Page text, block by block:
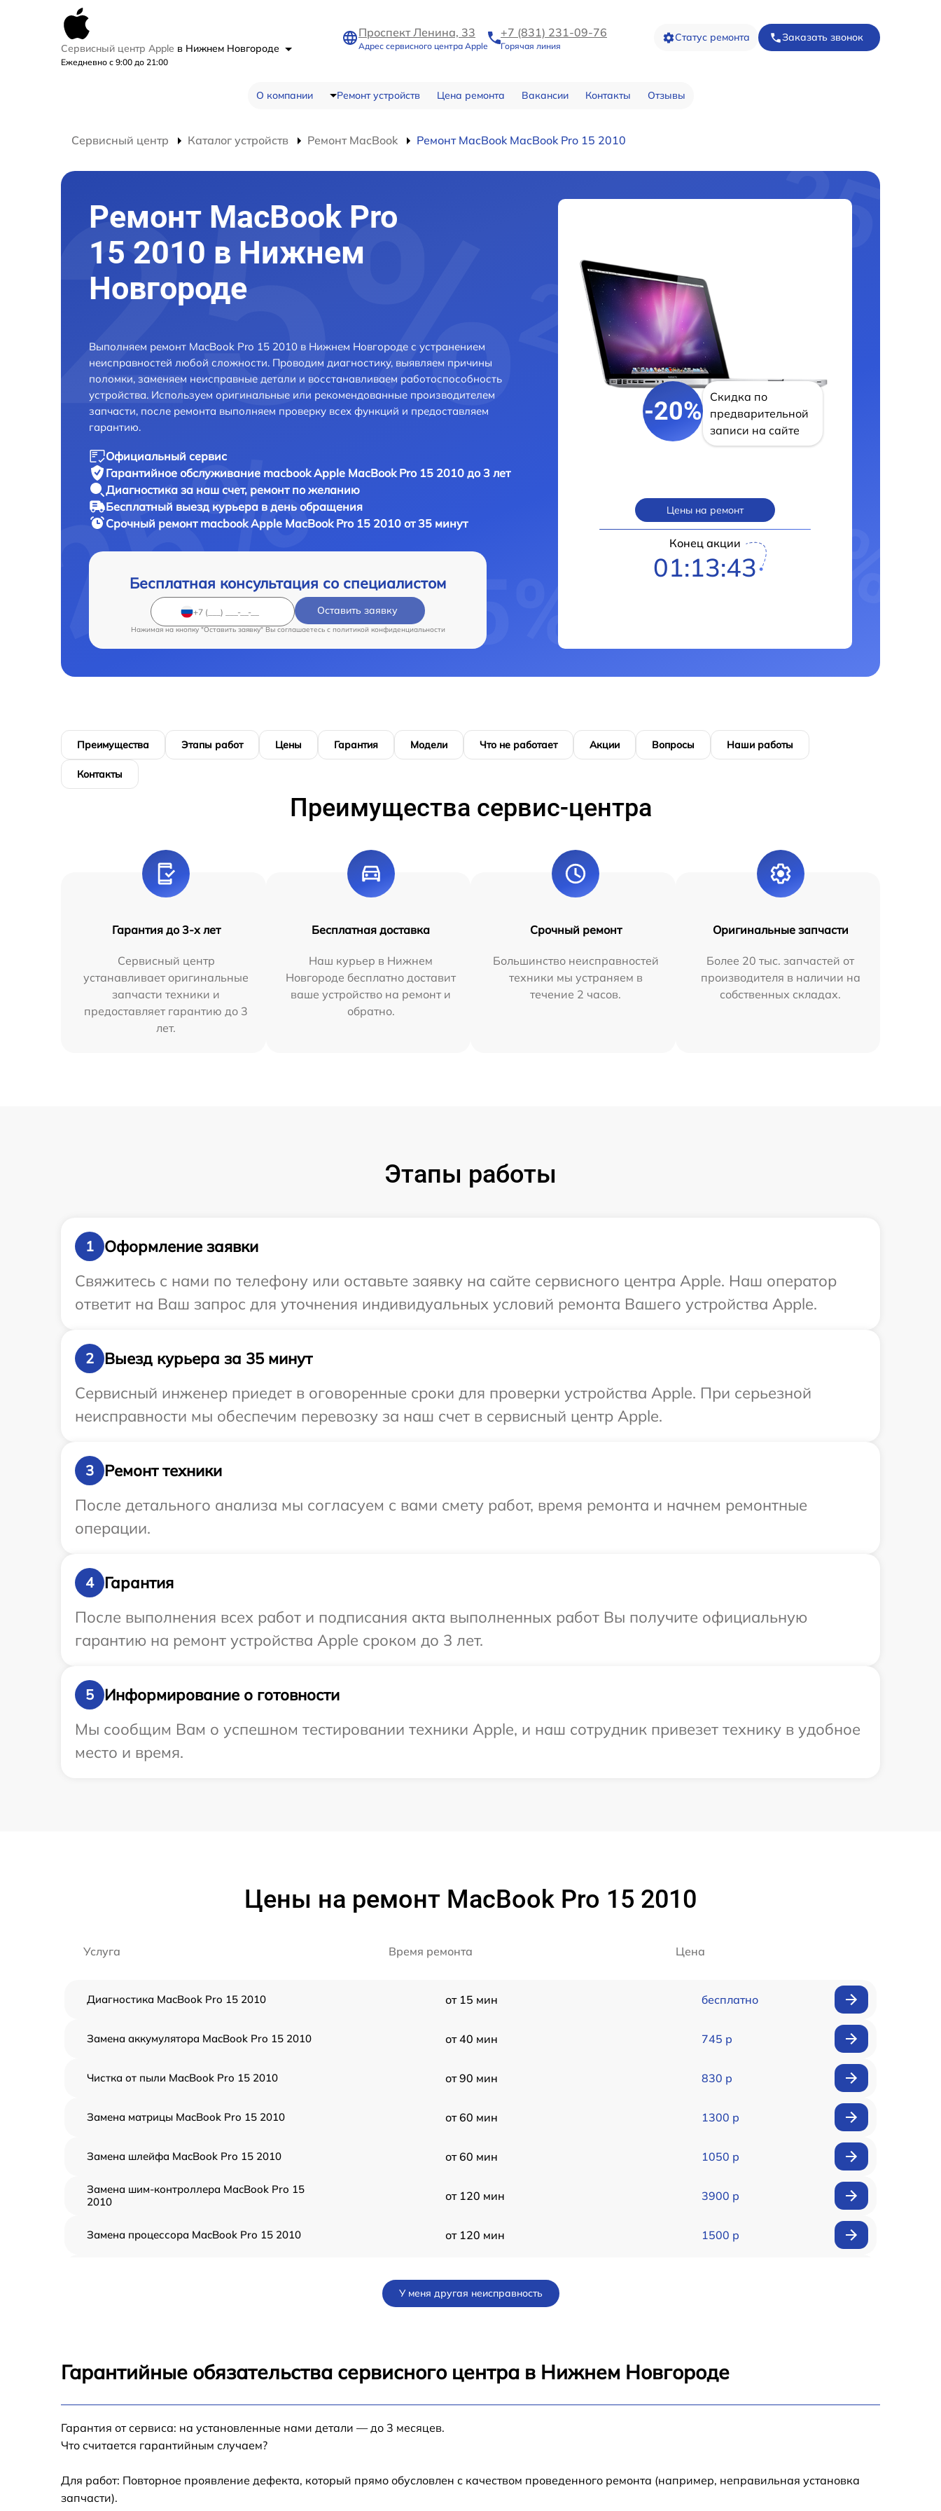
Сервисный центр Apple в Нижнем Новгороде
Ежедневно с 9:00 до 21:00
Проспект Ленина, 33
Адрес сервисного центра Apple
+7 (831) 231-09-76
Горячая линия
Статус ремонта Заказать звонок
О компании Ремонт устройств Цена ремонта Вакансии Контакты Отзывы
Сервисный центр Каталог устройств Ремонт MacBook Ремонт MacBook MacBook Pro 15 2010
Ремонт MacBook Pro
15 2010 в Нижнем
Новгороде
Выполняем ремонт MacBook Pro 15 2010 в Нижнем Новгороде с устранением
неисправностей любой сложности. Проводим диагностику, выявляем причины
поломки, заменяем неисправные детали и восстанавливаем работоспособность
устройства. Используем оригинальные или рекомендованные производителем
запчасти, после ремонта выполняем проверку всех функций и предоставляем
гарантию.
Официальный сервис
Гарантийное обслуживание macbook Apple MacBook Pro 15 2010 до 3 лет
Диагностика за наш счет, ремонт по желанию
Бесплатный выезд курьера в день обращения
Срочный ремонт macbook Apple MacBook Pro 15 2010 от 35 минут
Бесплатная консультация со специалистом
Оставить заявку
Нажимая на кнопку "Оставить заявку" Вы соглашаетесь c политикой конфиденциальности
-20%
Скидка по
предварительной
записи на сайте
Цены на ремонт
Конец акции
01:13:42
Преимущества Этапы работ Цены Гарантия Модели Что не работает Акции Вопросы Наши работы
Контакты
Преимущества сервис-центра
Гарантия до 3-х лет
Сервисный центр
устанавливает оригинальные
запчасти техники и
предоставляет гарантию до 3
лет.
Бесплатная доставка
Наш курьер в Нижнем
Новгороде бесплатно доставит
ваше устройство на ремонт и
обратно.
Срочный ремонт
Большинство неисправностей
техники мы устраняем в
течение 2 часов.
Оригинальные запчасти
Более 20 тыс. запчастей от
производителя в наличии на
собственных складах.
Этапы работы
1
Оформление заявки
Свяжитесь с нами по телефону или оставьте заявку на сайте сервисного центра Apple. Наш оператор
ответит на Ваш запрос для уточнения индивидуальных условий ремонта Вашего устройства Apple.
2
Выезд курьера за 35 минут
Сервисный инженер приедет в оговоренные сроки для проверки устройства Apple. При серьезной
неисправности мы обеспечим перевозку за наш счет в сервисный центр Apple.
3
Ремонт техники
После детального анализа мы согласуем с вами смету работ, время ремонта и начнем ремонтные
операции.
4
Гарантия
После выполнения всех работ и подписания акта выполненных работ Вы получите официальную
гарантию на ремонт устройства Apple сроком до 3 лет.
5
Информирование о готовности
Мы сообщим Вам о успешном тестировании техники Apple, и наш сотрудник привезет технику в удобное
место и время.
Цены на ремонт MacBook Pro 15 2010
Услуга Время ремонта Цена
Диагностика MacBook Pro 15 2010 от 15 мин бесплатно
Замена аккумулятора MacBook Pro 15 2010 от 40 мин 745 р
Чистка от пыли MacBook Pro 15 2010 от 90 мин 830 р
Замена матрицы MacBook Pro 15 2010 от 60 мин 1300 р
Замена шлейфа MacBook Pro 15 2010 от 60 мин 1050 р
Замена шим-контроллера MacBook Pro 15
2010
от 120 мин 3900 р
Замена процессора MacBook Pro 15 2010 от 120 мин 1500 р
Ремонт цепи питания MacBook Pro 15 2010
2010
Профилактическая чистка MacBook Pro 15
У меня другая неисправность
Гарантийные обязательства сервисного центра в Нижнем Новгороде
Гарантия от сервиса: на установленные нами детали — до 3 месяцев.
Что считается гарантийным случаем?
Для работ: Повторное проявление дефекта, который прямо обусловлен с качеством проведенного ремонта (например, неправильная установка
запчасти).